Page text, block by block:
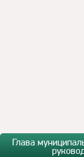
Глава